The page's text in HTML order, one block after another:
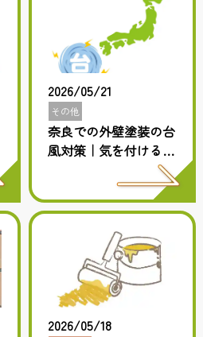
2026/05/21
その他
奈良での外壁塗装の台
風対策｜気を付けるポ
2026/05/18